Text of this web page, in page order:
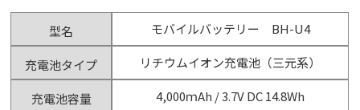
型名 モバイルバッテリー BH-U4
充電池タイプ リチウムイオン充電池（三元系）
充電池容量 4,000ｍAh / 3.7V DC 14.8Wh